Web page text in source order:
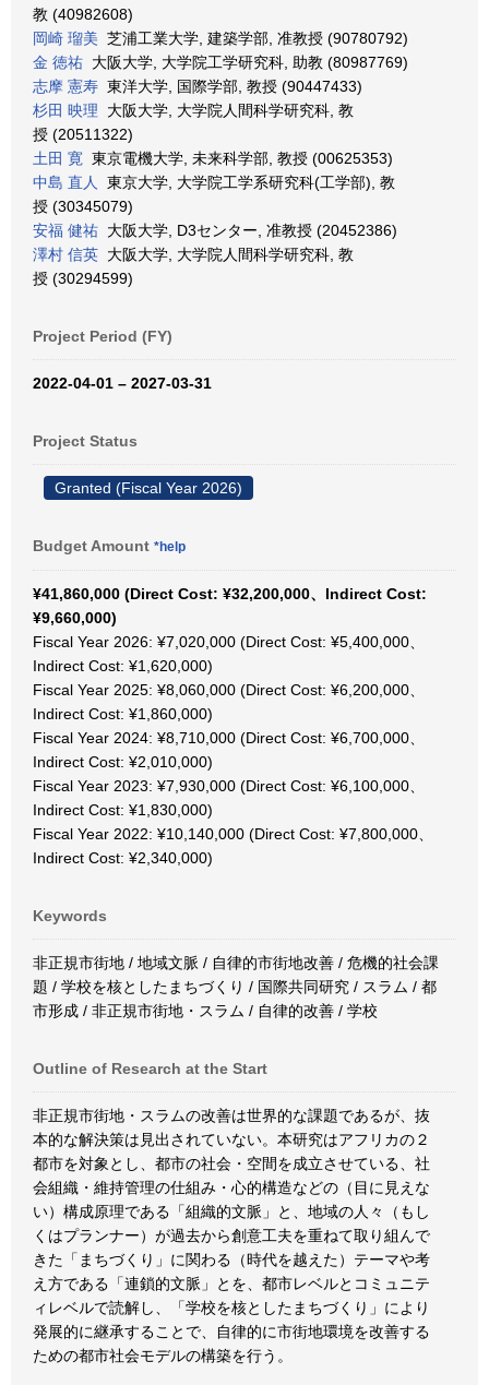
教 (40982608)
岡崎 瑠美 芝浦工業大学, 建築学部, 准教授 (90780792)
金 徳祐 大阪大学, 大学院工学研究科, 助教 (80987769)
志摩 憲寿 東洋大学, 国際学部, 教授 (90447433)
杉田 映理 大阪大学, 大学院人間科学研究科, 教
授 (20511322)
土田 寛 東京電機大学, 未来科学部, 教授 (00625353)
中島 直人
東京大学, 大学院工学系研究科(工学部), 教
授 (30345079)
安福 健祐 大阪大学, D3センター, 准教授 (20452386)
澤村 信英 大阪大学, 大学院人間科学研究科, 教
授 (30294599)
Project Period (FY)
2022-04-01 – 2027-03-31
Project Status
Granted (Fiscal Year 2026)
Budget Amount *help
¥41,860,000 (Direct Cost: ¥32,200,000、Indirect Cost:
¥9,660,000)
Fiscal Year 2026: ¥7,020,000 (Direct Cost: ¥5,400,000、
Indirect Cost: ¥1,620,000)
Fiscal Year 2025: ¥8,060,000 (Direct Cost: ¥6,200,000、
Indirect Cost: ¥1,860,000)
Fiscal Year 2024: ¥8,710,000 (Direct Cost: ¥6,700,000、
Indirect Cost: ¥2,010,000)
Fiscal Year 2023: ¥7,930,000 (Direct Cost: ¥6,100,000、
Indirect Cost: ¥1,830,000)
Fiscal Year 2022: ¥10,140,000 (Direct Cost: ¥7,800,000、
Indirect Cost: ¥2,340,000)
Keywords
非正規市街地 / 地域文脈 / 自律的市街地改善 / 危機的社会課
題 / 学校を核としたまちづくり / 国際共同研究 / スラム / 都
市形成 / 非正規市街地・スラム / 自律的改善 / 学校
Outline of Research at the Start
非正規市街地・スラムの改善は世界的な課題であるが、抜
本的な解決策は見出されていない。本研究はアフリカの２
都市を対象とし、都市の社会・空間を成立させている、社
会組織・維持管理の仕組み・心的構造などの（目に見えな
い）構成原理である「組織的文脈」と、地域の人々（もし
くはプランナー）が過去から創意工夫を重ねて取り組んで
きた「まちづくり」に関わる（時代を越えた）テーマや考
え方である「連鎖的文脈」とを、都市レベルとコミュニテ
ィレベルで読解し、「学校を核としたまちづくり」により
発展的に継承することで、自律的に市街地環境を改善する
ための都市社会モデルの構築を行う。